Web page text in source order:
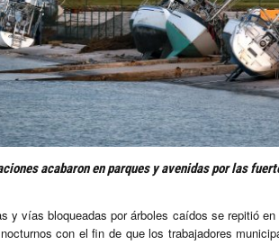
acabaron en parques y avenidas por las
y vías bloqueadas por árboles caídos se repitió
con el fin de que los trabajadores